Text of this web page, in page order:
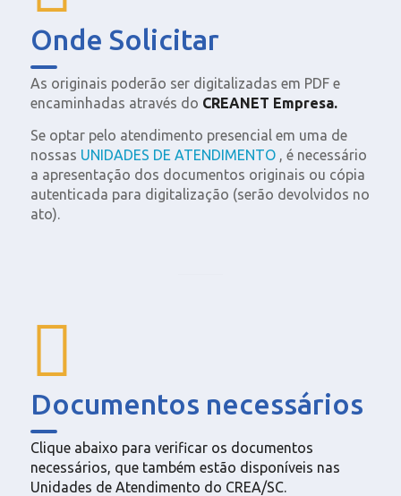
Onde Solicitar
As originais poderão ser digitalizadas em PDF e
encaminhadas através do CREANET Empresa.
Se optar pelo atendimento presencial em uma de
nossas UNIDADES DE ATENDIMENTO, é necessário
a apresentação dos documentos originais ou cópia
autenticada para digitalização (serão devolvidos no
ato).
Documentos necessários
Clique abaixo para verificar os documentos
necessários, que também estão disponíveis nas
Unidades de Atendimento do CREA/SC.